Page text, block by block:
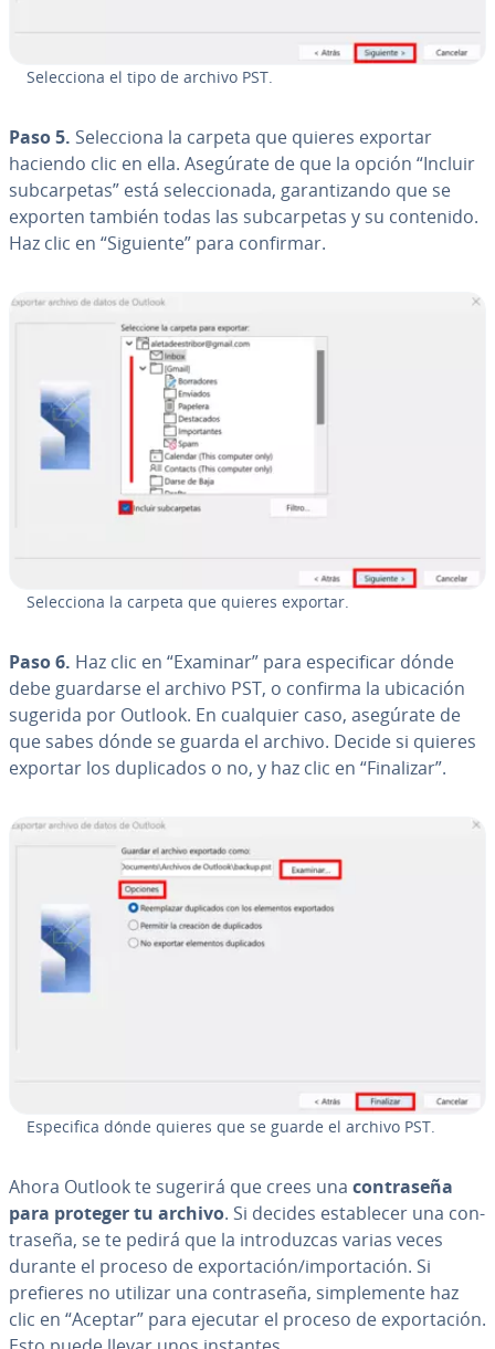
Se­le­c­cio­na el tipo de archivo PST.
Paso 5. Se­le­c­cio­na la carpeta que quieres exportar
haciendo clic en ella. Asegúrate de que la opción “Incluir
su­b­ca­r­pe­tas” está se­le­c­cio­na­da, ga­ra­n­ti­za­n­do que se
exporten también todas las su­b­ca­r­pe­tas y su contenido.
Haz clic en “Siguiente” para confirmar.
Se­le­c­cio­na la carpeta que quieres exportar.
Paso 6. Haz clic en “Examinar” para es­pe­ci­fi­car dónde
debe guardarse el archivo PST, o confirma la ubicación
sugerida por Outlook. En cualquier caso, asegúrate de
que sabes dónde se guarda el archivo. Decide si quieres
exportar los du­pli­ca­dos o no, y haz clic en “Finalizar”.
Es­pe­ci­fi­ca dónde quieres que se guarde el archivo PST.
Ahora Outlook te sugerirá que crees una co­n­tra­se­ña
para proteger tu archivo. Si decides es­ta­ble­cer una co­n­
tra­se­ña, se te pedirá que la in­tro­du­z­cas varias veces
durante el proceso de ex­po­r­ta­ción/im­po­r­ta­ción. Si
prefieres no utilizar una co­n­tra­se­ña, si­m­ple­me­n­te haz
clic en “Aceptar” para ejecutar el proceso de ex­po­r­ta­ción.